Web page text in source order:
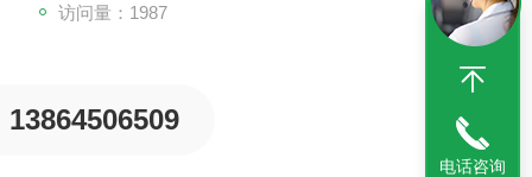
访问量：1987
13864506509
电话咨询